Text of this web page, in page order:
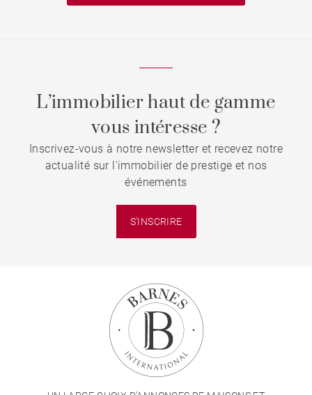
L’immobilier haut de gamme
vous intéresse ?
Inscrivez-vous à notre newsletter et recevez notre
actualité sur l'immobilier de prestige et nos
événements
S'INSCRIRE